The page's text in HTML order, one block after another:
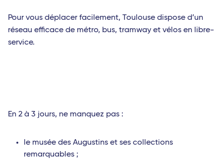
Pour vous déplacer facilement, Toulouse dispose d’un
réseau efficace de métro, bus, tramway et vélos en libre-
service.
En 2 à 3 jours, ne manquez pas :
le musée des Augustins et ses collections
remarquables ;